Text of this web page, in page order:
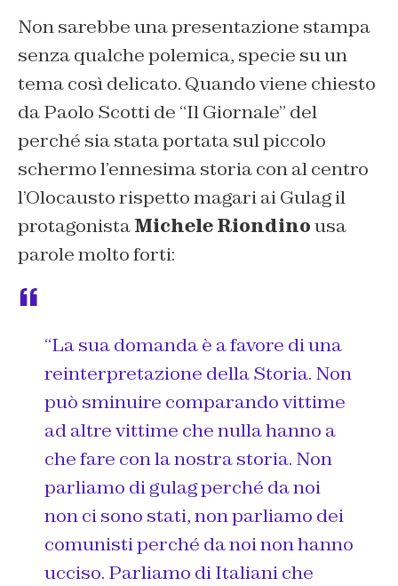
Non sarebbe una presentazione stampa
senza qualche polemica, specie su un
tema così delicato. Quando viene chiesto
da Paolo Scotti de “Il Giornale” del
perché sia stata portata sul piccolo
schermo l’ennesima storia con al centro
l’Olocausto rispetto magari ai Gulag il
protagonistaMichele Riondinousa
parole molto forti:
“La sua domanda è a favore di una
reinterpretazione della Storia. Non
può sminuire comparando vittime
ad altre vittime che nulla hanno a
che fare con la nostra storia. Non
parliamo di gulag perché da noi
non ci sono stati, non parliamo dei
comunisti perché da noi non hanno
ucciso. Parliamo di Italiani che